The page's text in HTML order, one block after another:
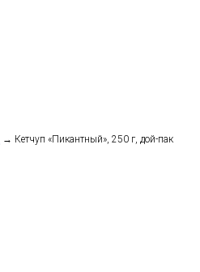
→ Кетчуп «Пикантный», 250 г, дой-пак